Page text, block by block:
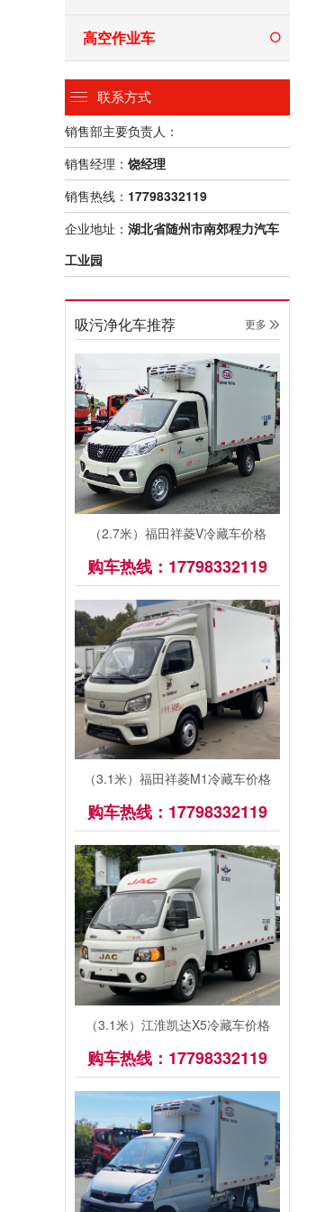
高空作业车
联系方式
销售部主要负责人：
销售经理： 饶经理
销售热线： 17798332119
企业地址： 湖北省随州市南郊程力汽车
工业园
吸污净化车推荐 更多 
（2.7米）福田祥菱V冷藏车价格
购车热线：17798332119
（3.1米）福田祥菱M1冷藏车价格
购车热线：17798332119
（3.1米）江淮凯达X5冷藏车价格
购车热线：17798332119